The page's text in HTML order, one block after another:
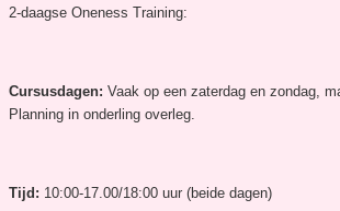
2-daagse Oneness Training:
Cursusdagen: Vaak op een zaterdag en zondag,
Planning in onderling overleg.
Tijd: 10:00-17.00/18:00 uur (beide dagen)